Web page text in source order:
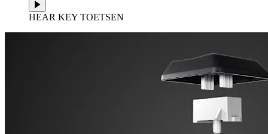
HEAR KEY TOETSEN